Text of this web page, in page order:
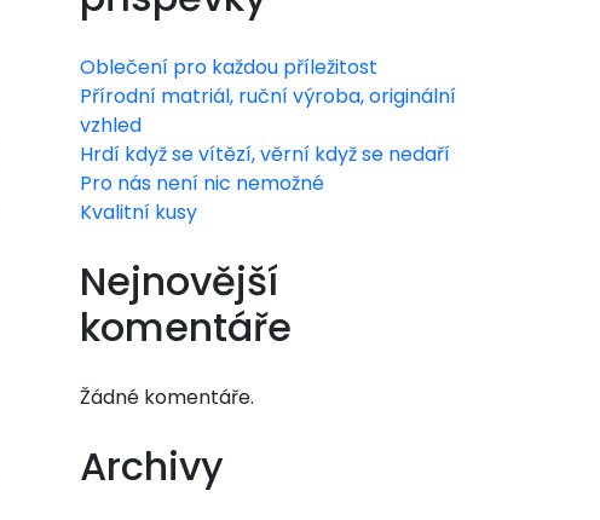
Oblečení pro každou příležitost
Přírodní matriál, ruční výroba, originální
vzhled
Hrdí když se vítězí, věrní když se nedaří
Pro nás není nic nemožné
Kvalitní kusy
Nejnovější
komentáře
Žádné komentáře.
Archivy